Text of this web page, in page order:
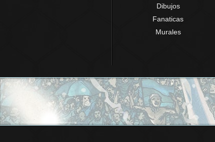
Dibujos
Fanaticas
Murales